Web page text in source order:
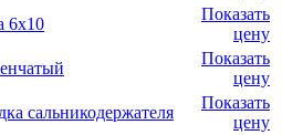
6x10
Показать
цену
Показать
цену
сальникодержателя
Показать
цену